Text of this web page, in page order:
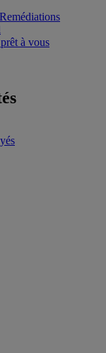
Remédiations
à vous